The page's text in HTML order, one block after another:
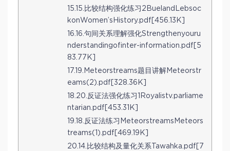
15.15.比较结构强化练习2BuelandLebsoc
konWomen’sHistory.pdf[456.13K]
16.16.句间关系理解强化Strengthenyouru
nderstandingofinter-information.pdf[5
83.77K]
17.19.Meteorstreams题目讲解Meteorstr
eams(2).pdf[328.36K]
18.20.反证法强化练习1Royalistv.parliame
ntarian.pdf[453.31K]
19.18.反证法练习MeteorstreamsMeteors
treams(1).pdf[469.19K]
20.14.比较结构及量化关系Tawahka.pdf[7